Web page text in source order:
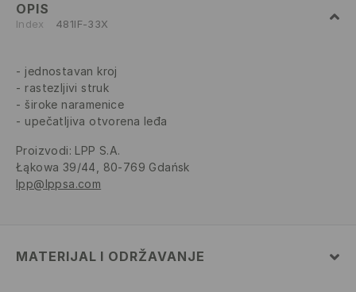
OPIS
Index 481IF-33X
jednostavan kroj
rastezljivi struk
široke naramenice
upečatljiva otvorena leđa
Proizvodi: LPP S.A.
Łąkowa 39/44, 80-769 Gdańsk
lpp@lppsa.com
MATERIJAL I ODRŽAVANJE